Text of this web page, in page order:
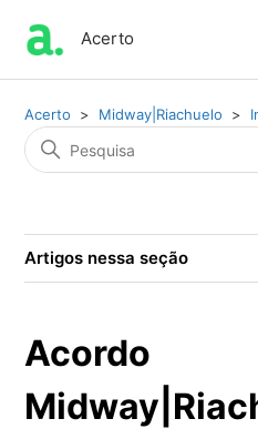
Acerto
Acerto Midway|Riachuelo
Artigos nessa seção
Acordo